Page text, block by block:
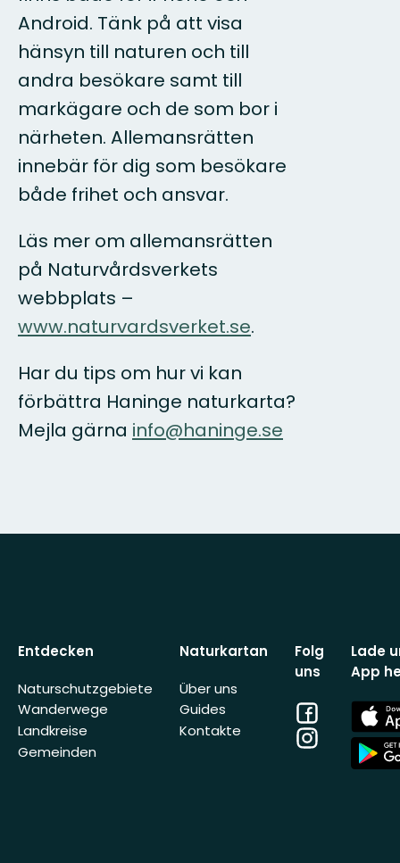
Android. Tänk på att visa
hänsyn till naturen och till
andra besökare samt till
markägare och de som bor i
närheten. Allemansrätten
innebär för dig som besökare
både frihet och ansvar.
Läs mer om allemansrätten
på Naturvårdsverkets
webbplats –
www.naturvardsverket.se.
Har du tips om hur vi kan
förbättra Haninge naturkarta?
Mejla gärna info@haninge.se
Entdecken
Naturschutzgebiete
Wanderwege
Landkreise
Gemeinden
Naturkartan
Über uns
Guides
Kontakte
Folg
uns
Facebook
Instagram
Lade
App
App
Store
App
Store